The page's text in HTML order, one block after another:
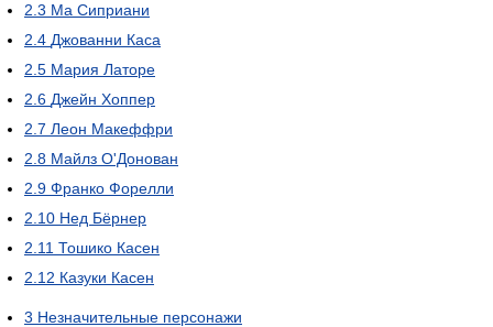
2.3 Ма Сиприани
2.4 Джованни Каса
2.5 Мария Латоре
2.6 Джейн Хоппер
2.7 Леон Макеффри
2.8 Майлз О'Донован
2.9 Франко Форелли
2.10 Нед Бёрнер
2.11 Тошико Касен
2.12 Казуки Касен
3 Незначительные персонажи